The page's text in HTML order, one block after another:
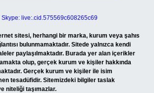
Skype: live:.cid.575569c608265c69
sitesi, herhangi bir marka, kurum veya şahıs
bulunmamaktadır. Sitede yalnızca kendi
paylaşılmaktadır. Burada yer alan içerikler
olup, gerçek kurum ve kişiler hakkında
Gerçek kurum ve kişiler ile isim
tesadüfidir. Sitemizdeki bilgiler taslak
niteliği taşımazlar.